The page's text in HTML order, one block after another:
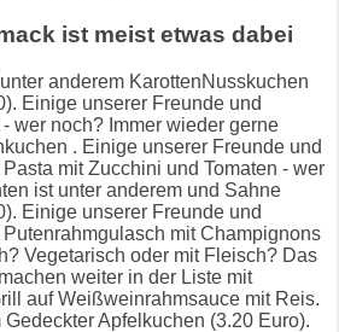
ist meist etwas dabei
anderem KarottenNusskuchen
Einige unserer Freunde und
wer noch? Immer wieder gerne
. Einige unserer Freunde und
mit Zucchini und Tomaten - wer
ist unter anderem und Sahne
Einige unserer Freunde und
mit Champignons
Vegetarisch oder mit Fleisch? Das
weiter in der Liste mit
auf Weißweinrahmsauce mit Reis.
Apfelkuchen (3.20 Euro).